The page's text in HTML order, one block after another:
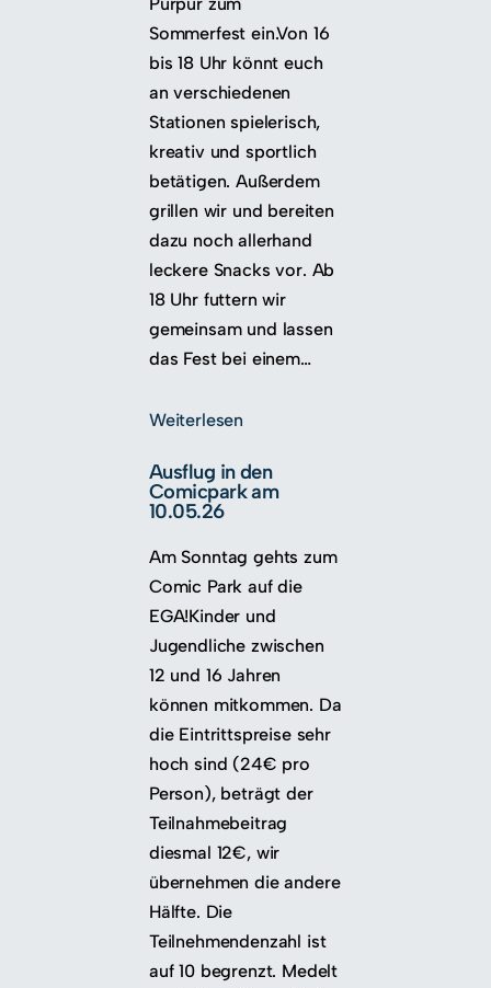
Sommerfest ein.Von 16
bis 18 Uhr könnt euch
an verschiedenen
Stationen spielerisch,
kreativ und sportlich
betätigen. Außerdem
grillen wir und bereiten
dazu noch allerhand
leckere Snacks vor. Ab
18 Uhr futtern wir
gemeinsam und lassen
das Fest bei einem…
Weiterlesen
Ausflug in den
Comicpark am
10.05.26
Am Sonntag gehts zum
Comic Park auf die
EGA!Kinder und
Jugendliche zwischen
12 und 16 Jahren
können mitkommen. Da
die Eintrittspreise sehr
hoch sind (24€ pro
Person), beträgt der
Teilnahmebeitrag
diesmal 12€, wir
übernehmen die andere
Hälfte. Die
Teilnehmendenzahl ist
auf 10 begrenzt. Medelt